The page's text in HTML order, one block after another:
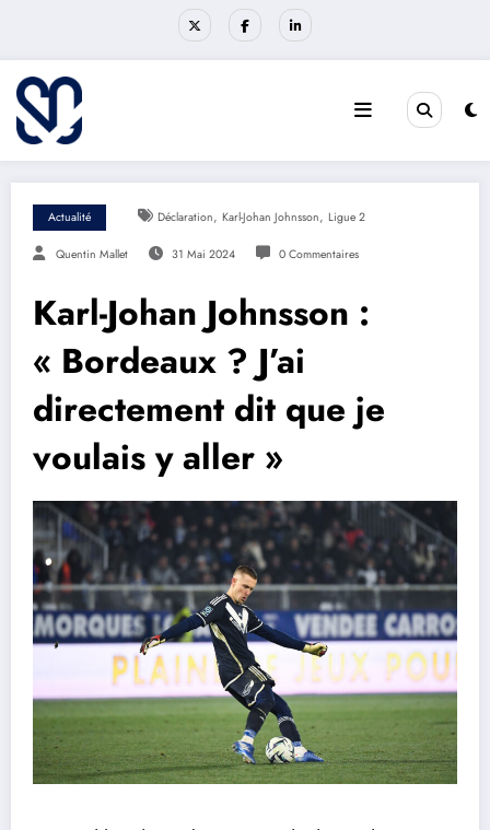
Actualité Déclaration, Karl-Johan Johnsson, Ligue 2
Quentin Mallet 31 Mai 2024 0 Commentaires
Karl-Johan Johnsson :
« Bordeaux ? J’ai
directement dit que je
voulais y aller »